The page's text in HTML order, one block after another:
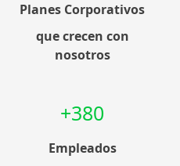
Planes Corporativos
que crecen con
nosotros
+380
Empleados